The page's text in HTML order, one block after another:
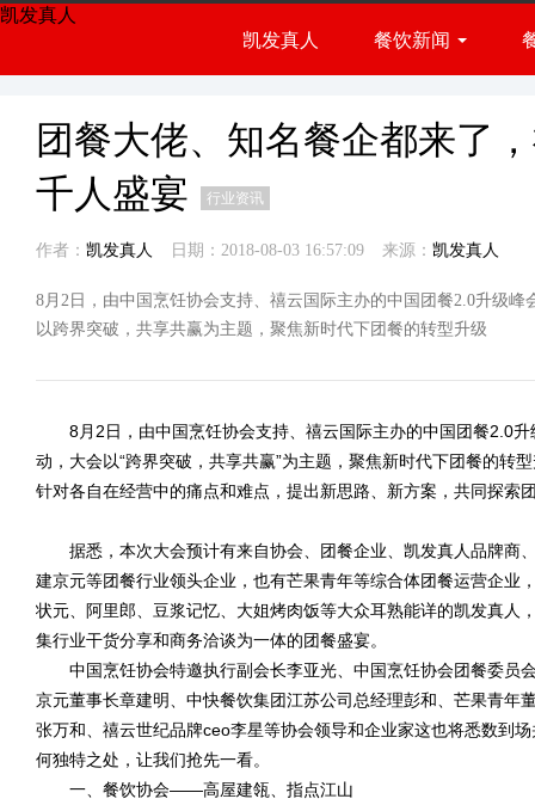
凯发真人
凯发真人
餐饮新闻
行业资讯
团餐大佬、知名餐企都来了
千人盛宴
行业资讯
作者： 凯发真人 日期：2018-08-03 16:57:09 来源： 凯发真人
8月2日，由中国烹饪协会支持、禧云国际主办的中国团餐2.0升级
以跨界突破，共享共赢为主题，聚焦新时代下团餐的转型升级
8月2日，由中国烹饪协会支持、禧云国际主办的中国团餐2.0升
动，大会以“跨界突破，共享共赢”为主题，聚焦新时代下团餐的转
针对各自在经营中的痛点和难点，提出新思路、新方案，共同探索
据悉，本次大会预计有来自协会、团餐企业、 凯发真人品牌商
建京元等团餐行业领头企业，也有芒果青年等综合体团餐运营企业
状元、阿里郎、豆浆记忆、大姐烤肉饭等大众耳熟能详的凯发真人
集行业干货分享和商务洽谈为一体的团餐盛宴。
中国烹饪协会特邀执行副会长李亚光、中国烹饪协会团餐委员
京元董事长章建明、中快餐饮集团江苏公司总经理彭和、芒果青年
张万和、禧云世纪品牌ceo李星等协会领导和企业家这也将悉数到
何独特之处，让我们抢先一看。
一、餐饮协会——高屋建瓴、指点江山